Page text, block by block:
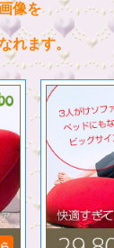
像を
れます。